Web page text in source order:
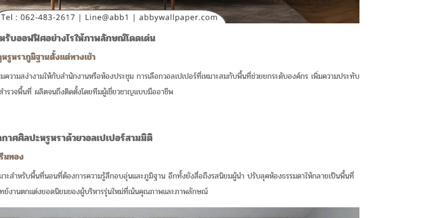
รับออฟฟิศอย่างไรให้ภาพลักษณ์โดดเด่น
หราภูมิฐานตั้งแต่ทางเข้า
วามสง่างามให้กับสำนักงานหรือห้องประชุม การเลือกวอลเปเปอร์ที่เหมาะสมกับพื้นที่ช่วยยกระดับองค์กร เพิ่มความประทับ
รวจพื้นที่ ผลิตจนถึงติดตั้งโดยทีมผู้เชี่ยวชาญแบบมืออาชีพ
ศศิลปะหรูหราด้วยวอลเปเปอร์สามมิติ
มทอง
าะสำหรับพื้นที่นอนที่ต้องการความรู้สึกอบอุ่นและภูมิฐาน อีกทั้งยังสื่อถึงรสนิยมผู้นำ ปรับลุคห้องธรรมดาให้กลายเป็นพื้นที่
ย์งานตกแต่งยอดนิยมของผู้บริหารรุ่นใหม่ที่เน้นคุณภาพและภาพลักษณ์